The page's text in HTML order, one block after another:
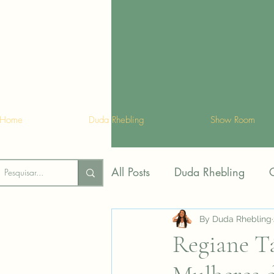
Home Duda Rhebling Show Room
All Posts Duda Rhebling
Tendências Assessoria
Regiane
By Duda Rhebling